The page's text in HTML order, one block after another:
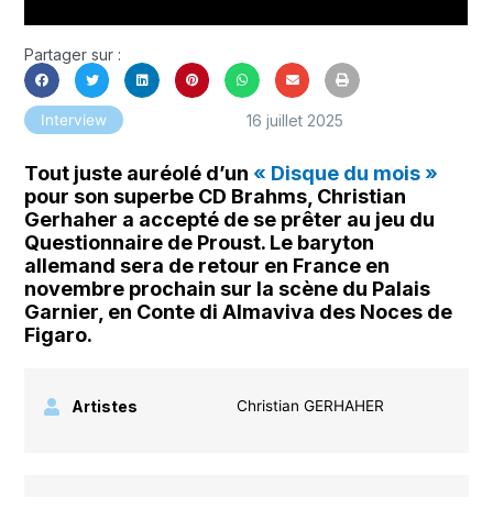
Partager sur :
Interview 16 juillet 2025
Tout juste auréolé d’un « Disque du mois »
pour son superbe CD Brahms, Christian
Gerhaher a accepté de se prêter au jeu du
Questionnaire de Proust. Le baryton
allemand sera de retour en France en
novembre prochain sur la scène du Palais
Garnier, en Conte di Almaviva des Noces de
Figaro.
Artistes Christian GERHAHER